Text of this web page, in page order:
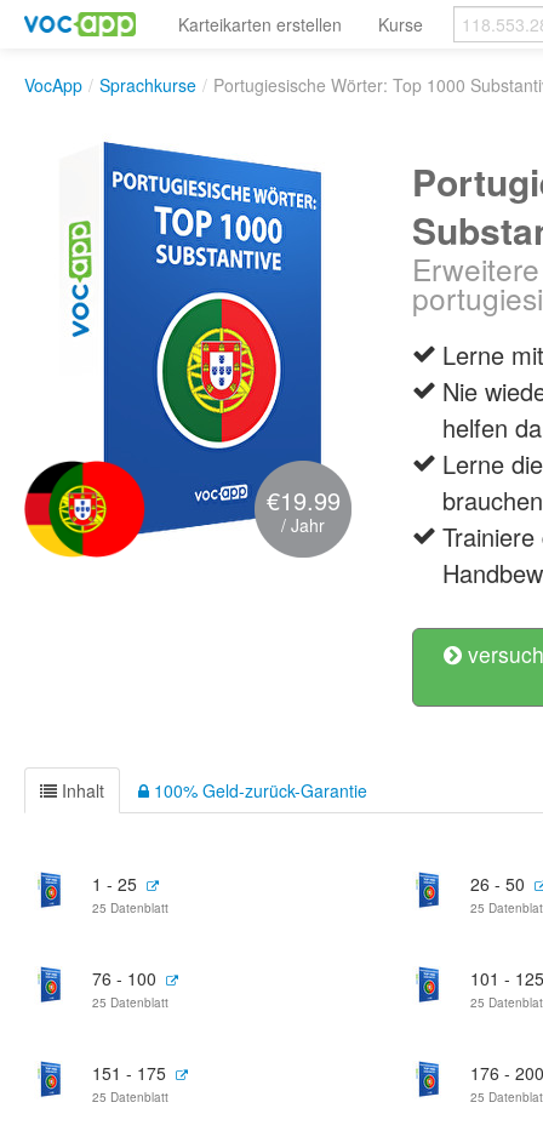
Karteikarten erstellen Kurse
VocApp / Sprachkurse / Portugiesische Wörter: Top 1000
€19.99
/ Jahr
Lerne
Nie
helfen
Lerne
Inhalt 100% Geld-zurück-Garantie
1 - 25
25 Datenblatt
26 - 50
25
76 - 100
25 Datenblatt
101 - 125
25
151 - 175
25 Datenblatt
176 - 200
25